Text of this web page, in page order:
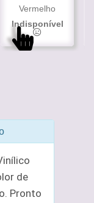
Vermelho
Indisponível
de
Pronto